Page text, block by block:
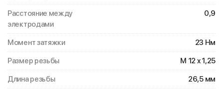
Расстояние между
электродами
0,9
Момент затяжки 23 Нм
Размер резьбы M 12 x 1,25
Длина резьбы 26,5 мм